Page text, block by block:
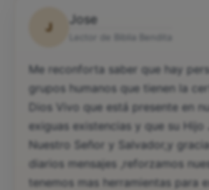
J
Jose
Me reconforta saber que hay
grupos humanos que tienen la
Dios Vivo que está presente en
exiguas existencias y que su Hijo
Nuestro Señor y Salvador,y
diarios mensajes ,reforzamos
tenemos mas herramientas para